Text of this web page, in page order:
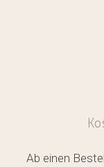
Ab einen